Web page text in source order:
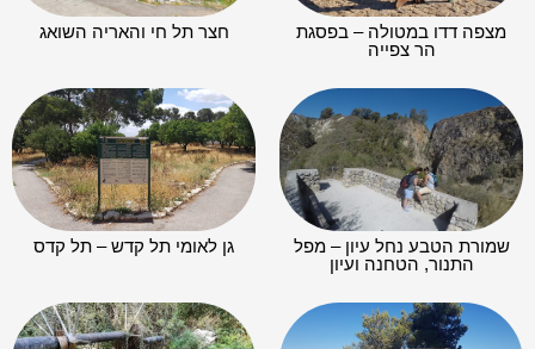
מצפה דדו במטולה – בפסגת
הר צפייה
חצר תל חי והאריה השואג
שמורת הטבע נחל עיון – מפל
התנור, הטחנה ועיון
גן לאומי תל קדש – תל קדס